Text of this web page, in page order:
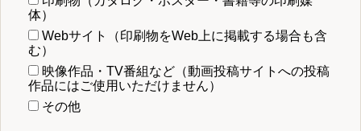
体）
Webサイト（印刷物をWeb上に掲載する場合も含
む）
映像作品・TV番組など（動画投稿サイトへの投稿
作品にはご使用いただけません）
その他